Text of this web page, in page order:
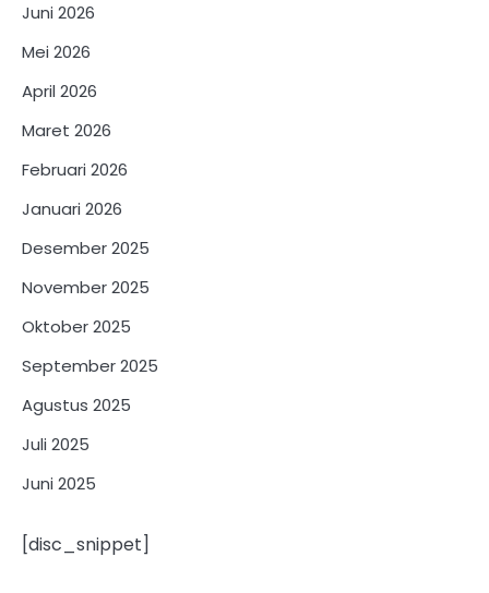
Juni 2026
Mei 2026
April 2026
Maret 2026
Februari 2026
Januari 2026
Desember 2025
November 2025
Oktober 2025
September 2025
Agustus 2025
Juli 2025
Juni 2025
[disc_snippet]